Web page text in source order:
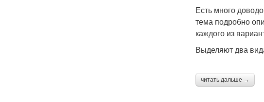
Есть много
тема подробно
каждого из
Выделяют два
читать дальше →